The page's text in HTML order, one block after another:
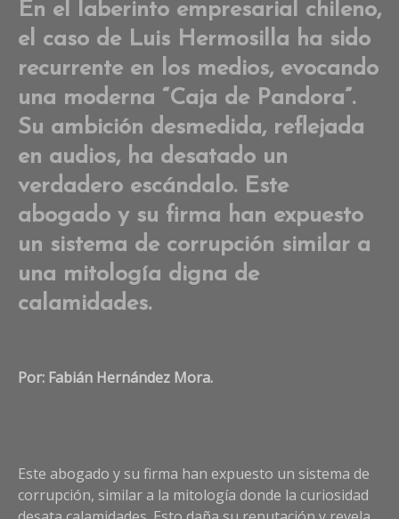
En el laberinto empresarial chileno,
el caso de Luis Hermosilla ha sido
recurrente en los medios, evocando
una moderna “Caja de Pandora”.
Su ambición desmedida, reflejada
en audios, ha desatado un
verdadero escándalo. Este
abogado y su firma han expuesto
un sistema de corrupción similar a
una mitología digna de
calamidades.
Por: Fabián Hernández Mora.
Este abogado y su firma han expuesto un sistema de
corrupción, similar a la mitología donde la curiosidad